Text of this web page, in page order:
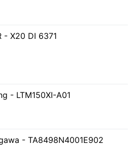
- X20 DI 6371
- LTM150XI-A01
- TA8498N4001E902